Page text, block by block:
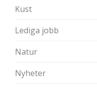
Kust
Lediga jobb
Natur
Nyheter